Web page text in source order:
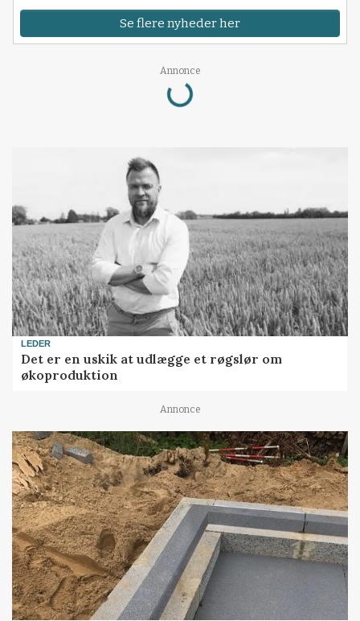
Se flere nyheder her
Annonce
Loading...
LEDER
Det er en uskik at udlægge et røgslør om
økoproduktion
Annonce